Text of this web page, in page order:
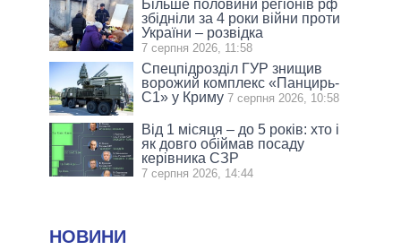
Більше половини регіонів рф
збідніли за 4 роки війни проти
України – розвідка
7 серпня 2026, 11:58
Спецпідрозділ ГУР знищив
ворожий комплекс «Панцирь-
С1» у Криму 7 серпня 2026, 10:58
Від 1 місяця – до 5 років: хто і
як довго обіймав посаду
керівника СЗР
7 серпня 2026, 14:44
НОВИНИ